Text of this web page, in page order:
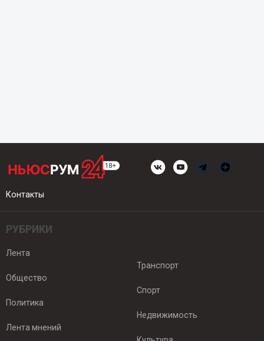
Контакты
РУБРИКИ
Лента
Общество
Политика
Лента мнений
Транспорт
Спорт
Недвижимость